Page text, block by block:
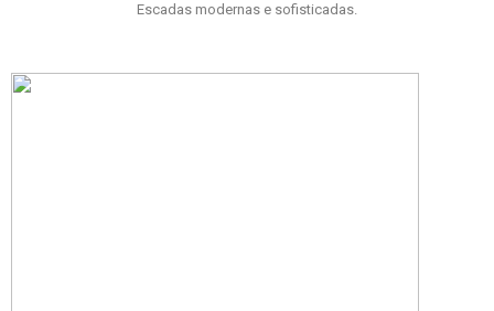
Escadas modernas e sofisticadas.